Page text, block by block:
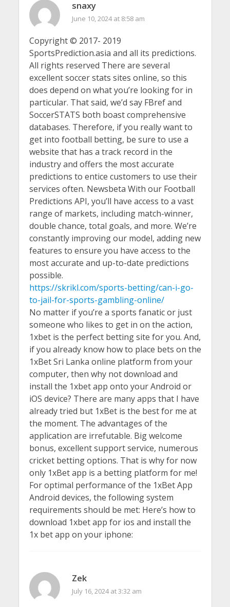
snaxy
June 10, 2024 at 8:58 am
Copyright © 2017- 2019
SportsPrediction.asia and all its predictions.
All rights reserved There are several
excellent soccer stats sites online, so this
does depend on what you’re looking for in
particular. That said, we’d say FBref and
SoccerSTATS both boast comprehensive
databases. Therefore, if you really want to
get into football betting, be sure to use a
website that has a track record in the
industry and offers the most accurate
predictions to entice customers to use their
services often. Newsbeta With our Football
Predictions API, you’ll have access to a vast
range of markets, including match-winner,
double chance, total goals, and more. We’re
constantly improving our model, adding new
features to ensure you have access to the
most accurate and up-to-date predictions
possible.
https://skrikl.com/sports-betting/can-i-go-
to-jail-for-sports-gambling-online/
No matter if you’re a sports fanatic or just
someone who likes to get in on the action,
1xbet is the perfect betting site for you. And,
if you already know how to place bets on the
1xBet Sri Lanka online platform from your
computer, then why not download and
install the 1xbet app onto your Android or
iOS device? There are many apps that I have
already tried but 1xBet is the best for me at
the moment. The advantages of the
application are irrefutable. Big welcome
bonus, excellent support service, numerous
cricket betting options. That is why for now
only 1xBet app is a betting platform for me!
For optimal performance of the 1xBet App
Android devices, the following system
requirements should be met: Here’s how to
download 1xbet app for ios and install the
1x bet app on your iphone:
Zek
July 16, 2024 at 3:32 am